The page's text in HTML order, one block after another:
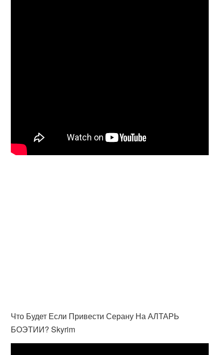
Что Будет Если Привести Серану На АЛТАРЬ
БОЭТИИ? Skyrim